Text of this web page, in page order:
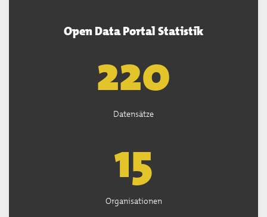
Open Data Portal Statistik
221
Datensätze
15
Organisationen